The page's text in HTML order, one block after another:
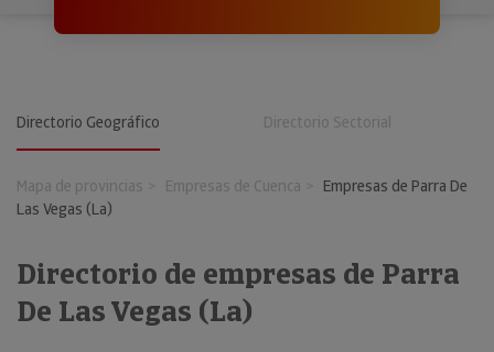
Directorio Geográfico Directorio Sectorial
Mapa de provincias Empresas de Cuenca
Empresas de Parra De
Las Vegas (La)
Directorio de empresas de Parra
De Las Vegas (La)